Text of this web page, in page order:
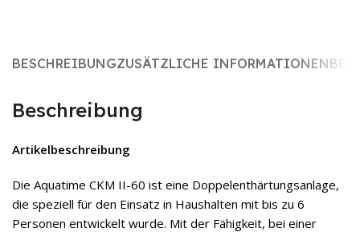
BESCHREIBUNGZUSÄTZLICHE INFORMATIONEN
Beschreibung
Artikelbeschreibung
Die Aquatime CKM II-60 ist eine Doppelenthärtungsanlage,
die speziell für den Einsatz in Haushalten mit bis zu 6
Personen entwickelt wurde. Mit der Fähigkeit, bei einer